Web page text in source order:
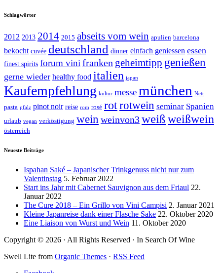
Schlagwörter
2012 2013 2014 2015 abseits vom wein apulien barcelona
bekocht cuvée deutschland dinner einfach geniessen essen
finest spirits forum vinifranken geheimtipp genießen
gerne wieder healthy food italien japan
Kaufempfehlung kultur messemünchen Nett
pasta pfalz pinot noir reise rom rosé rotrotwein seminar Spanien
urlaub vegan verköstigung wein weinvon3weißweißwein
österreich
Neueste Beiträge
Ispahan Saké – Japanischer Trinkgenuss nicht nur zum
Valentinstag 5. Februar 2022
Start ins Jahr mit Cabernet Sauvignon aus dem Friaul 22.
Januar 2022
The Cure 2018 – Ein Grillo von Vini Campisi 2. Januar 2021
Kleine Japanreise dank einer Flasche Sake 22. Oktober 2020
Eine Liaison von Wurst und Wein 11. Oktober 2020
Copyright © 2026 · All Rights Reserved · In Search Of Wine
Swell Lite from Organic Themes · RSS Feed